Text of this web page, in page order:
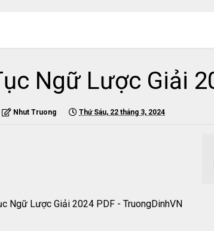
Ngữ Lược Giải
Nhut Truong Thứ Sáu, 22 tháng 3, 2024
Ngữ Lược Giải 2024 PDF - TruongDinhVN